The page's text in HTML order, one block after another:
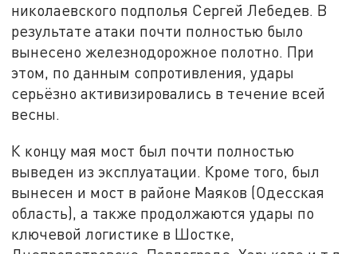
николаевского подполья Сергей Лебедев. В
результате атаки почти полностью было
вынесено железнодорожное полотно. При
этом, по данным сопротивления, удары
серьёзно активизировались в течение всей
весны.
К концу мая мост был почти полностью
выведен из эксплуатации. Кроме того, был
вынесен и мост в районе Маяков (Одесская
область), а также продолжаются удары по
ключевой логистике в Шостке,